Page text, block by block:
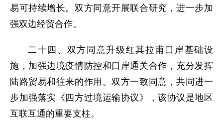
易可持续增长。双方同意开展联合研究，进一步加
强双边经贸合作。
二十四、双方同意升级红其拉甫口岸基础设
施，加强边境疫情防控和口岸通关合作，充分发挥
陆路贸易和往来的作用。双方一致同意，共同进一
步加强落实《四方过境运输协议》，该协议是地区
互联互通的重要支柱。